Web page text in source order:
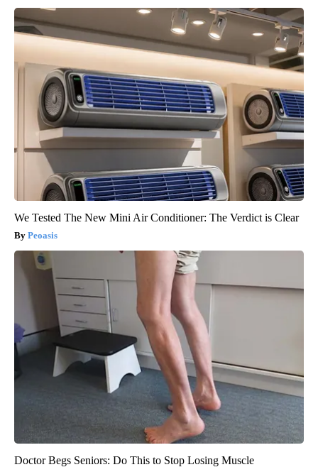
We Tested The New Mini Air Conditioner: The Verdict is Clear
Peoasis
Doctor Begs Seniors: Do This to Stop Losing Muscle